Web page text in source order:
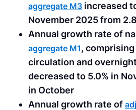
aggregate M3 increased
November 2025 from
Annual growth rate of
aggregate M1,
circulation and
decreased to 5.0% in
in October
Annual growth rate of